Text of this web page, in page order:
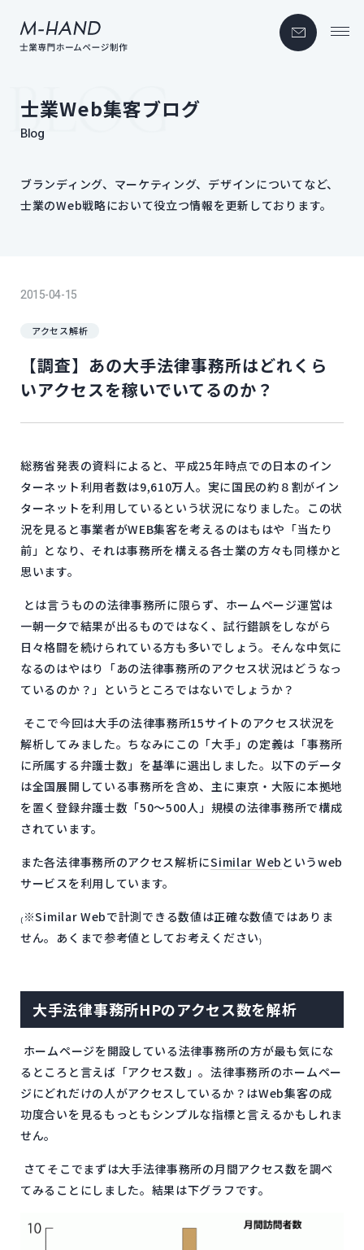
士業Web集客ブログ
Blog
ブランディング、​マーケティング、​デザインに​ついてなど、
士業の​Web戦略に​おいて​役立つ情報を​更新しております。
2015-04-15
アクセス解析
【調査】あの大手法律事務所はどれくら
いアクセスを稼いでいてるのか？
総務省発表の資料によると、平成25年時点での日本のイン
ターネット利用者数は9,610万人。実に国民の約８割がイン
ターネットを利用しているという状況になりました。この状
況を見ると事業者がWEB集客を考えるのはもはや「当たり
前」となり、それは事務所を構える各士業の方々も同様かと
思います。
とは言うものの法律事務所に限らず、ホームページ運営は
一朝一夕で結果が出るものではなく、試行錯誤をしながら
日々格闘を続けられている方も多いでしょう。そんな中気に
なるのはやはり「あの法律事務所のアクセス状況はどうなっ
ているのか？」というところではないでしょうか？
そこで今回は大手の法律事務所15サイトのアクセス状況を
解析してみました。ちなみにこの「大手」の定義は「事務所
に所属する弁護士数」を基準に選出しました。以下のデータ
は全国展開している事務所を含め、主に東京・大阪に本拠地
を置く登録弁護士数「50～500人」規模の法律事務所で構成
されています。
また各法律事務所のアクセス解析にSimilar Web というweb
サービスを利用しています。
₍※Similar Webで計測できる数値は正確な数値ではありま
せん。あくまで参考値としてお考えください₎
大手法律事務所HPのアクセス数を解析
ホームページを開設している法律事務所の方が最も気にな
るところと言えば「アクセス数」。法律事務所のホームペー
ジにどれだけの人がアクセスしているか？はWeb集客の成
功度合いを見るもっともシンプルな指標と言えるかもしれま
せん。
さてそこでまずは大手法律事務所の月間アクセス数を調べ
てみることにしました。結果は下グラフです。